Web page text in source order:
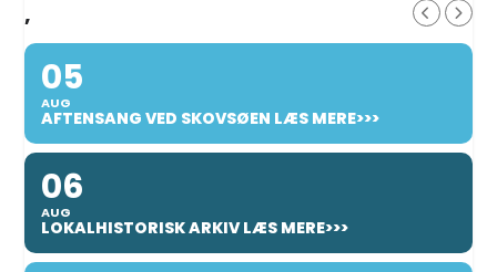
,
05
AUG
AFTENSANG VED SKOVSØEN LÆS MERE>>>
06
AUG
LOKALHISTORISK ARKIV LÆS MERE>>>